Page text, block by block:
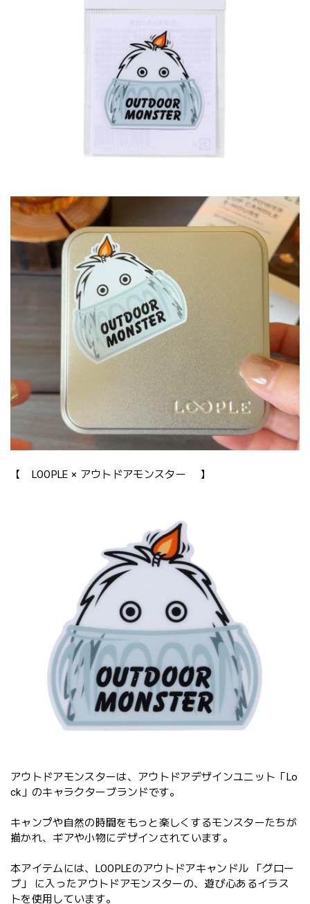
【 LOOPLE × アウトドアモンスター 】
アウトドアモンスターは、アウトドアデザインユニット「Lo
ck」のキャラクターブランドです。
キャンプや自然の時間をもっと楽しくするモンスターたちが
描かれ、ギアや小物にデザインされています。
本アイテムには、LOOPLEのアウトドアキャンドル 「グロー
ブ」 に入ったアウトドアモンスターの、遊び心あるイラス
トを使用しています。